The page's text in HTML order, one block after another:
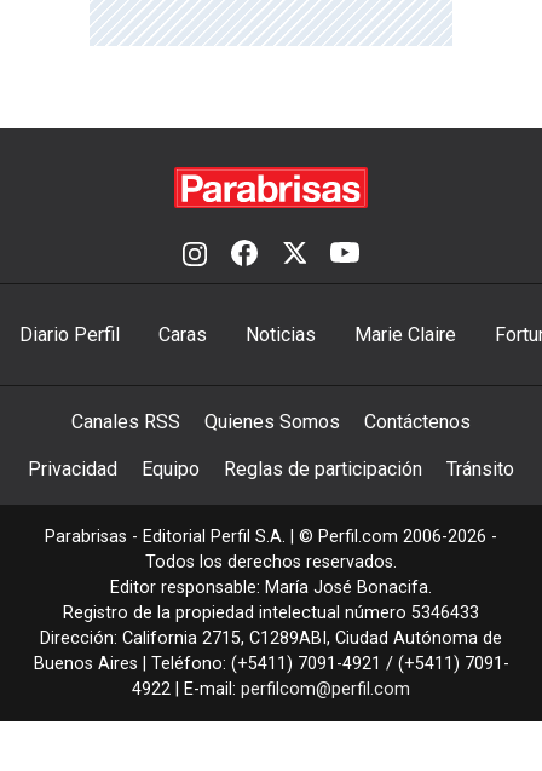
Diario Perfil Caras Noticias Marie Claire
Canales RSS Quienes Somos Contáctenos
Privacidad Equipo Reglas de participación Tránsito
Parabrisas - Editorial Perfil S.A. | © Perfil.com 2006-2026 -
Todos los derechos reservados.
Editor responsable: María José Bonacifa.
Registro de la propiedad intelectual número 5346433
Dirección: California 2715, C1289ABI , Ciudad Autónoma de
Buenos Aires | Teléfono: (+5411) 7091-4921 / (+5411) 7091-
4922 | E-mail: perfilcom@perfil.com